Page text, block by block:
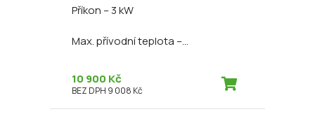
Příkon – 3 kW
Max. přívodní teplota –...
10 900 Kč
BEZ DPH 9 008 Kč